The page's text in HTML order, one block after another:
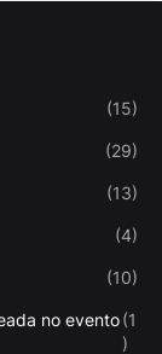
(15)
(29)
(13)
(4)
(10)
no evento(1
)